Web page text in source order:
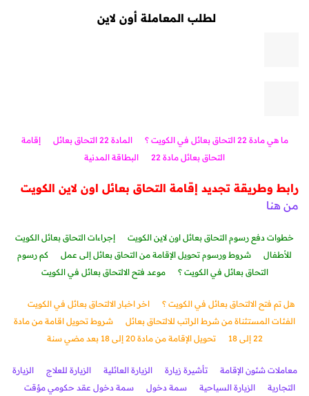
لطلب المعاملة أون لاين
ما هي مادة 22 التحاق بعائل في الكويت ؟ المادة 22 التحاق بعائل
إقامة
التحاق بعائل مادة 22
البطاقة المدنية
رابط وطريقة تجديد إقامة التحاق بعائل اون لاين الكويت
من هنا
خطوات دفع رسوم التحاق بعائل اون لاين الكويت
إجراءات التحاق بعائل الكويت
للأطفال
شروط ورسوم تحويل الإقامة من التحاق بعائل إلى عمل
كم رسوم
التحاق بعائل في الكويت ؟
موعد فتح الالتحاق بعائل في الكويت
هل تم فتح الالتحاق بعائل في الكويت ؟
اخر اخبار الالتحاق بعائل في الكويت
الفئات المستثناة من شرط الراتب للالتحاق بعائل
شروط تحويل اقامة من مادة
22 إلى 18
تحويل الإقامة من مادة 20 إلى 18 بعد مضي سنة
معاملات شئون الإقامة تأشيرة زيارة الزيارة العائلية الزيارة للعلاج
الزيارة
التجارية
الزيارة السياحية سمة دخول
سمة دخول عقد حكومي مؤقت